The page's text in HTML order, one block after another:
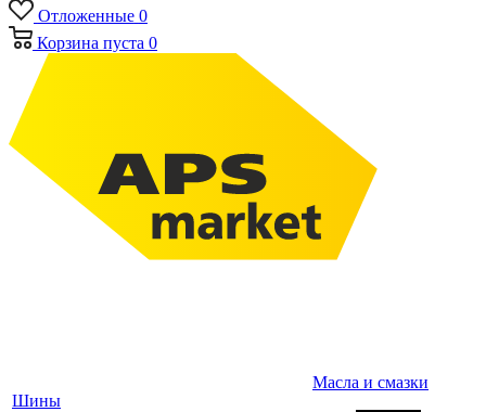
Отложенные 0
Корзина пуста 0
Шины
Масла и смазки